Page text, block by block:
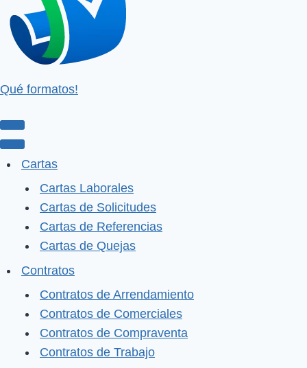
Qué formatos!
Menú
de
navegación
Menú
de
navegación
Cartas
Cartas Laborales
Cartas de Solicitudes
Cartas de Referencias
Cartas de Quejas
Contratos
Contratos de Arrendamiento
Contratos de Comerciales
Contratos de Compraventa
Contratos de Trabajo